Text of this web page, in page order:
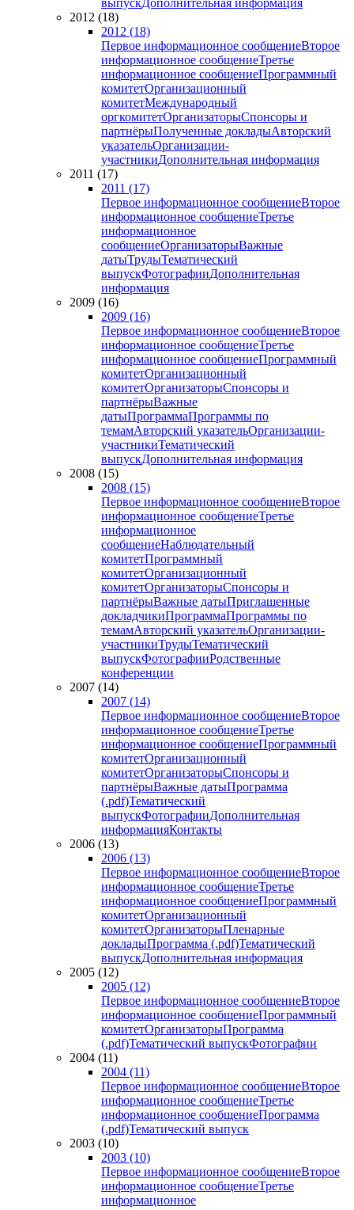
выпускДополнительная информация
2012 (18)
2012 (18)
Первое информационное сообщениеВторое
информационное сообщениеТретье
информационное сообщениеПрограммный
комитетОрганизационный
комитетМеждународный
оргкомитетОрганизаторыСпонсоры и
партнёрыПолученные докладыАвторский
указательОрганизации-
участникиДополнительная информация
2011 (17)
2011 (17)
Первое информационное сообщениеВторое
информационное сообщениеТретье
информационное
сообщениеОрганизаторыВажные
датыТрудыТематический
выпускФотографииДополнительная
информация
2009 (16)
2009 (16)
Первое информационное сообщениеВторое
информационное сообщениеТретье
информационное сообщениеПрограммный
комитетОрганизационный
комитетОрганизаторыСпонсоры и
партнёрыВажные
датыПрограммаПрограммы по
темамАвторский указательОрганизации-
участникиТематический
выпускДополнительная информация
2008 (15)
2008 (15)
Первое информационное сообщениеВторое
информационное сообщениеТретье
информационное
сообщениеНаблюдательный
комитетПрограммный
комитетОрганизационный
комитетОрганизаторыСпонсоры и
партнёрыВажные датыПриглашенные
докладчикиПрограммаПрограммы по
темамАвторский указательОрганизации-
участникиТрудыТематический
выпускФотографииРодственные
конференции
2007 (14)
2007 (14)
Первое информационное сообщениеВторое
информационное сообщениеТретье
информационное сообщениеПрограммный
комитетОрганизационный
комитетОрганизаторыСпонсоры и
партнёрыВажные датыПрограмма
(.pdf)Тематический
выпускФотографииДополнительная
информацияКонтакты
2006 (13)
2006 (13)
Первое информационное сообщениеВторое
информационное сообщениеТретье
информационное сообщениеПрограммный
комитетОрганизационный
комитетОрганизаторыПленарные
докладыПрограмма (.pdf)Тематический
выпускДополнительная информация
2005 (12)
2005 (12)
Первое информационное сообщениеВторое
информационное сообщениеПрограммный
комитетОрганизаторыПрограмма
(.pdf)Тематический выпускФотографии
2004 (11)
2004 (11)
Первое информационное сообщениеВторое
информационное сообщениеТретье
информационное сообщениеПрограмма
(.pdf)Тематический выпуск
2003 (10)
2003 (10)
Первое информационное сообщениеВторое
информационное сообщениеТретье
информационное